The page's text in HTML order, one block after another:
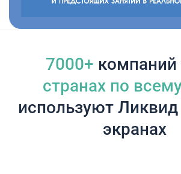
7000+ компаний
cтранах по
используют Ликвид
экранах